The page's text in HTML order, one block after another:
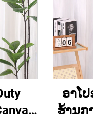
ອາໂ
ຮ້ານກ